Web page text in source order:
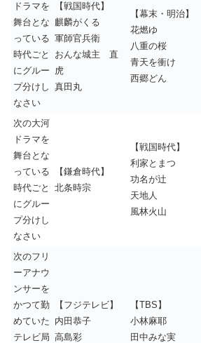
ドラマを
舞台とな
っている
時代ごと
にグルー
プ分けし
なさい
【戦国時代】
麒麟がくる
軍師官兵衛
おんな城主 直
虎
真田丸
【幕末・明治】
花燃ゆ
八重の桜
青天を衝け
西郷どん
次の大河
ドラマを
舞台とな
っている
時代ごと
にグルー
プ分けし
なさい
【鎌倉時代】
北条時宗
【戦国時代】
利家とまつ
功名が辻
天地人
風林火山
次のフリ
ーアナウ
ンサーを
かつて勤
めていた
テレビ局
【フジテレビ】
内田恭子
高島彩
【TBS】
小林麻耶
田中みな実